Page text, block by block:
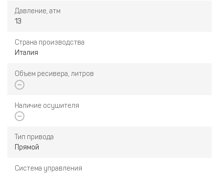
Давление, атм
13
Страна производства
Италия
Объем ресивера, литров
Наличие осушителя
Тип привода
Прямой
Система управления